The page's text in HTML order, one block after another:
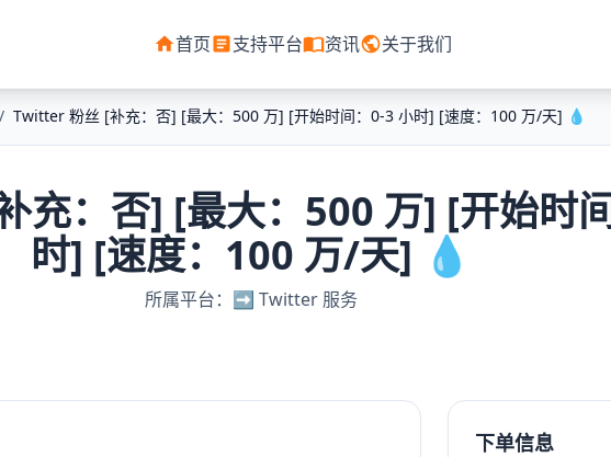
首页 支持平台 资讯 关于我们
/ Twitter 粉丝 [补充：否] [最大：500 万] [开始时间：0-3 小时] [速度：100 万/天] 💧
：否] [最大：500 万] [开始时
时] [速度：100 万/天] 💧
所属平台：➡️ Twitter 服务
下单信息